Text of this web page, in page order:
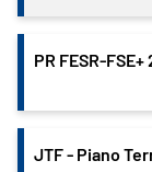
PR FESR-
JTF - Piano